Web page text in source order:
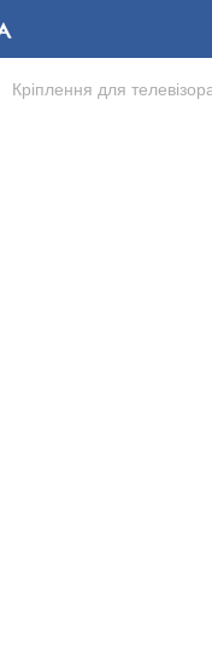
Кріплення для